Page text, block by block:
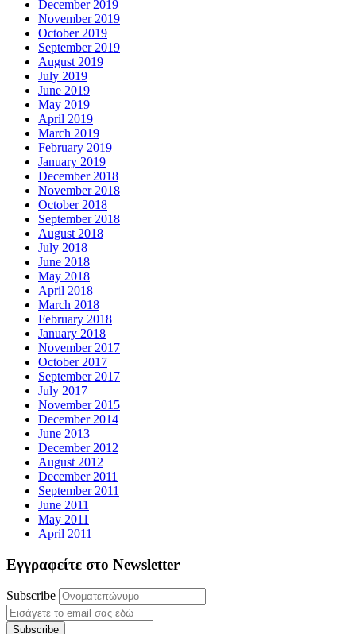
December 2019
November 2019
October 2019
September 2019
August 2019
July 2019
June 2019
May 2019
April 2019
March 2019
February 2019
January 2019
December 2018
November 2018
October 2018
September 2018
August 2018
July 2018
June 2018
May 2018
April 2018
March 2018
February 2018
January 2018
November 2017
October 2017
September 2017
July 2017
November 2015
December 2014
June 2013
December 2012
August 2012
December 2011
September 2011
June 2011
May 2011
April 2011
Εγγραφείτε στο Newsletter
Subscribe